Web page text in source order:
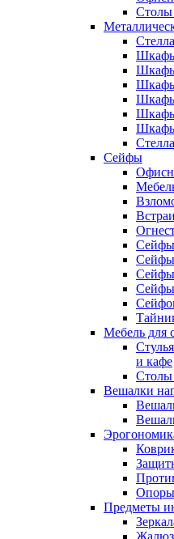
Столы
Шкафы
Шкафы
Шкафы
Сейфы
Сейфы
Сейфы
Сейфы
Мебель для
и кафе
Столы
Вешалки
Опоры
Предметы